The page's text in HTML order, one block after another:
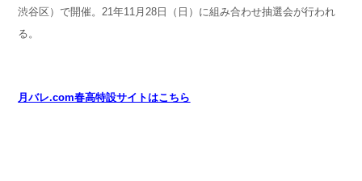
渋谷区）で開催。21年11月28日（日）に組み合わせ抽選会が行われ
る。
月バレ.com春高特設サイトはこちら